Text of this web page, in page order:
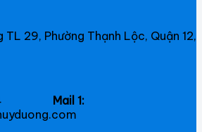
TL 29, Phường Thạnh Lộc, Quận 12,
Mail 1: